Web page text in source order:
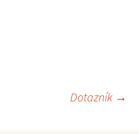
Dotazník →